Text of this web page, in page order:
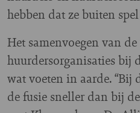
hebben dat ze buiten spel
Het samenvoegen van
huurdersorganisaties bij
wat voeten in aarde. “Bij
de fusie sneller dan bij